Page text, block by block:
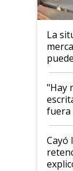
La
"Hay
fuera
habló
IPCVA
Cayó